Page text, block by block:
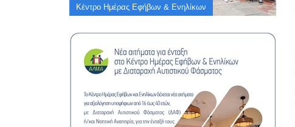
Κέντρο Ημέρας Εφήβων & Ενηλίκων